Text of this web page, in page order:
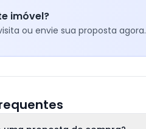
imóvel?
ou envie sua proposta agora.